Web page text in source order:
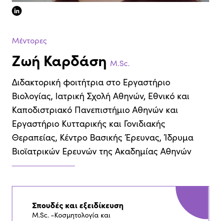
linkedin
Μέντορες
Ζωή Καρδάση M.Sc.
Διδακτορική φοιτήτρια στο Εργαστήριο
Βιολογίας, Ιατρική Σχολή Αθηνών, Εθνικό και
Καποδιστριακό Πανεπιστήμιο Αθηνών και
Εργαστήριο Κυτταρικής και Γονιδιακής
Θεραπείας, Κέντρο Βασικής Έρευνας, Ίδρυμα
Βιοϊατρικών Ερευνών της Ακαδημίας Αθηνών
Σπουδές και εξειδίκευση
M.Sc. -Κοσμητολογία και